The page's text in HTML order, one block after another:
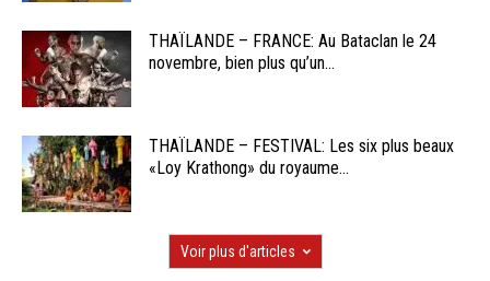
THAÏLANDE – FRANCE: Au Bataclan le 24
novembre, bien plus qu’un...
THAÏLANDE – FESTIVAL: Les six plus beaux
«Loy Krathong» du royaume...
Voir plus d'articles